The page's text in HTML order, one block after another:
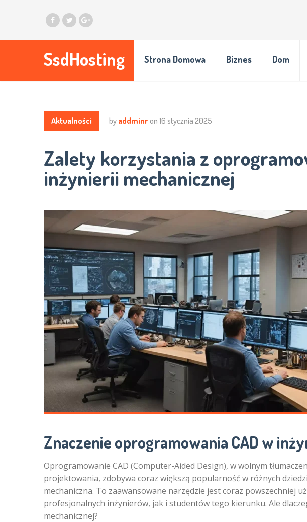
SsdHosting Strona Domowa Biznes Dom
Aktualności by addminr on 16 stycznia 2025
Zalety korzystania z
inżynierii mechanicznej
Znaczenie oprogramowania CAD w
Oprogramowanie CAD (Computer-Aided Design), w wolnym
projektowania, zdobywa coraz większą popularność w różnych
mechaniczna. To zaawansowane narzędzie jest coraz powszechniej
profesjonalnych inżynierów, jak i studentów tego kierunku. Ale
mechanicznej?